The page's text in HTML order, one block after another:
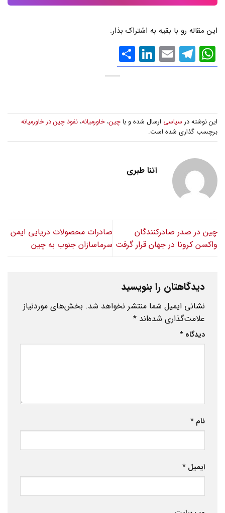
این مقاله رو با بقیه به اشتراک بذار:
WhatsApp
Telegram
Email
LinkedIn
گذاری
این نوشته در سیاسی ارسال شده و با چین، خاورمیانه، نفوذ چین در خاورمیانه
برچسب گذاری شده است.
آتنا طبری
چین در صدر صادرکنندگان
واکسن کرونا در جهان قرار گرفت
صادرات محصولات دریایی ایمن
سرماسازان جنوب به چین
دیدگاهتان را بنویسید
نشانی ایمیل شما منتشر نخواهد شد. بخش‌های موردنیاز
علامت‌گذاری شده‌اند *
دیدگاه *
نام *
ایمیل *